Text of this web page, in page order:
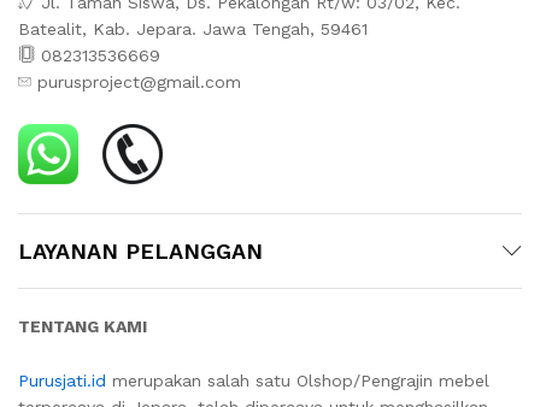
Batealit, Kab. Jepara. Jawa Tengah, 59461
082313536669
purusproject@gmail.com
LAYANAN PELANGGAN
TENTANG KAMI
Purusjati.id merupakan salah satu Olshop/Pengrajin mebel